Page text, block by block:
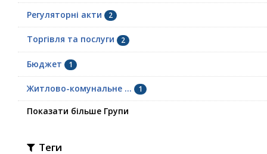
Регуляторні акти 2
Торгівля та послуги 2
Бюджет 1
Житлово-комунальне ... 1
Показати більше Групи
Теги